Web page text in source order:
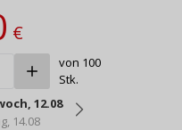
€
von 100
Stk.
12.08
14.08